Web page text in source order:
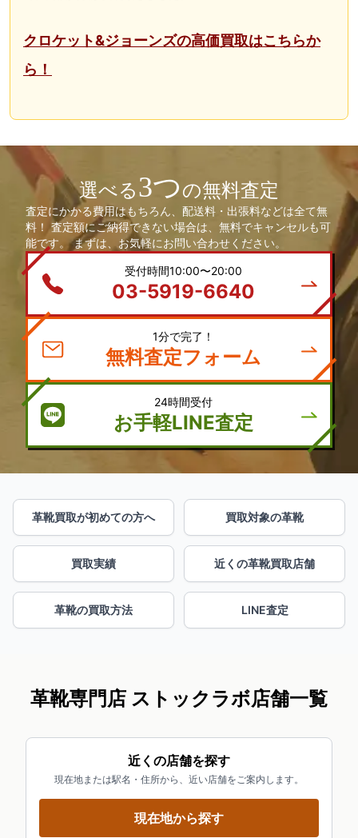
クロケット&ジョーンズの高価買取はこちらか
ら！
選べる3つの無料査定
査定にかかる費用はもちろん、配送料・出張料などは全て無
料！ 査定額にご納得できない場合は、無料でキャンセルも可
能です。 まずは、お気軽にお問い合わせください。
受付時間10:00〜20:00
03-5919-6640
1分で完了！
無料査定フォーム
24時間受付
お手軽LINE査定
革靴買取が初めての方へ 買取対象の革靴
買取実績 近くの革靴買取店舗
革靴の買取方法 LINE査定
革靴専門店 ストックラボ店舗一覧
近くの店舗を探す
現在地または駅名・住所から、近い店舗をご案内します。
現在地から探す